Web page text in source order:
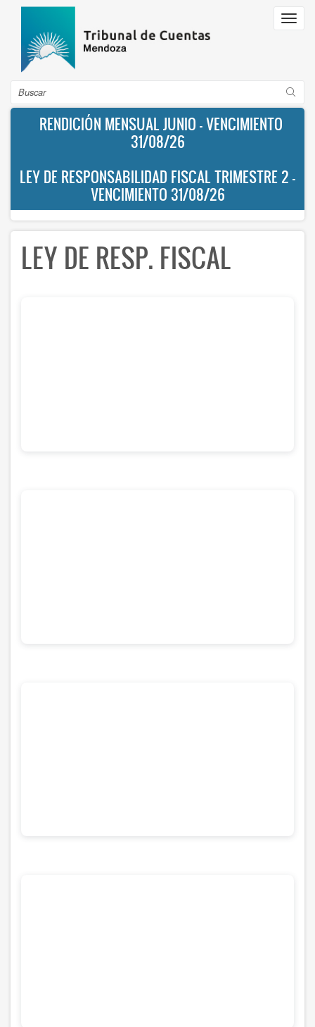
Pasar
contenido
principal
Buscar
RENDICIÓN MENSUAL JUNIO - VENCIMIENTO
31/08/26
LEY DE RESPONSABILIDAD FISCAL TRIMESTRE 2 -
VENCIMIENTO 31/08/26
LEY DE RESP. FISCAL